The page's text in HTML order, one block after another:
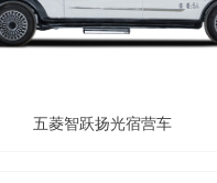
五菱智跃扬光宿营车